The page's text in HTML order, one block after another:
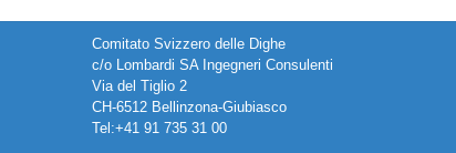
Comitato Svizzero delle Dighe
c/o Lombardi SA Ingegneri Consulenti
Via del Tiglio 2
CH-6512 Bellinzona-Giubiasco
Tel:+41 91 735 31 00